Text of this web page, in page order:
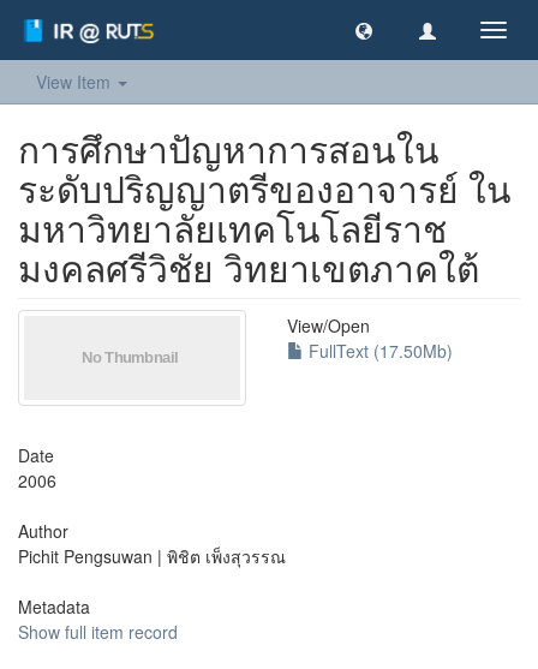
View Item
การศึกษาปัญหาการสอนใน
ระดับปริญญาตรีของอาจารย์ ใน
มหาวิทยาลัยเทคโนโลยีราช
มงคลศรีวิชัย วิทยาเขตภาคใต้
View/Open
FullText (17.50Mb)
Date
2006
Author
Pichit Pengsuwan | พิชิต เพ็งสุวรรณ
Metadata
Show full item record